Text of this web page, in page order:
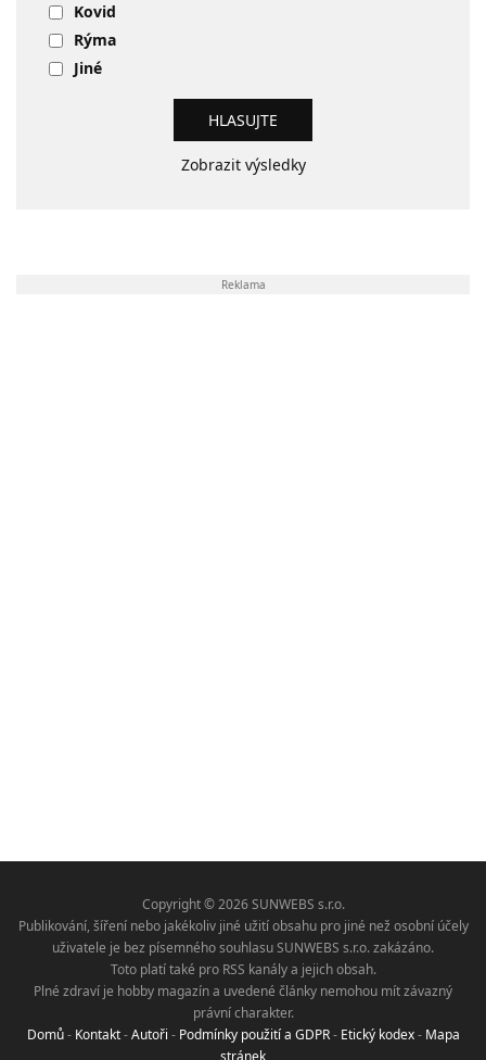
Kovid
Rýma
Jiné
Zobrazit výsledky
Reklama
Copyright © 2026 SUNWEBS s.r.o.
Publikování, šíření nebo jakékoliv jiné užití obsahu pro jiné než osobní účely
uživatele je bez písemného souhlasu SUNWEBS s.r.o. zakázáno.
Toto platí také pro RSS kanály a jejich obsah.
Plné zdraví je hobby magazín a uvedené články nemohou mít závazný
právní charakter.
Domů- Kontakt-Autoři - Podmínky použití a GDPR- Etický kodex- Mapa